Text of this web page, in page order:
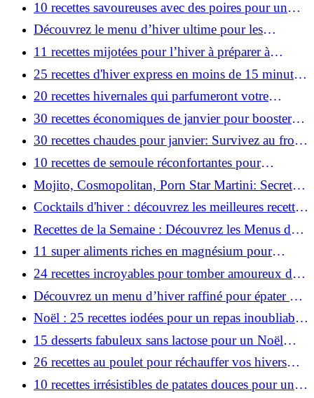
10 recettes savoureuses avec des poires pour un
hiver cosy !
Découvrez le menu d’hiver ultime pour les
amoureux de fromage !
11 recettes mijotées pour l’hiver à préparer à
l'avance!
25 recettes d'hiver express en moins de 15 minutes,
à découvrir !
20 recettes hivernales qui parfumeront votre
maison !
30 recettes économiques de janvier pour booster
votre budget !
30 recettes chaudes pour janvier: Survivez au froid
avec goût !
10 recettes de semoule réconfortantes pour
affronter l'hiver !
Mojito, Cosmopolitan, Porn Star Martini: Secrets
pour Cocktails Parfaits!
Cocktails d'hiver : découvrez les meilleures recettes
à savourer !
Recettes de la Semaine : Découvrez les Menus du
30 Décembre au 5 Janvier !
11 super aliments riches en magnésium pour
booster votre énergie cet hiver !
24 recettes incroyables pour tomber amoureux des
légumes d'hiver!
Découvrez un menu d’hiver raffiné pour épater vos
invités !
Noël : 25 recettes iodées pour un repas inoubliable
!
15 desserts fabuleux sans lactose pour un Noël
gourmand !
26 recettes au poulet pour réchauffer vos hivers
pluvieux !
10 recettes irrésistibles de patates douces pour un